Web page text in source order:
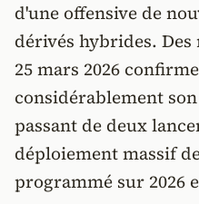
d'une offensive de
dérivés hybrides.
25 mars 2026
considérablement
passant de deux
déploiement massif
programmé sur 2026